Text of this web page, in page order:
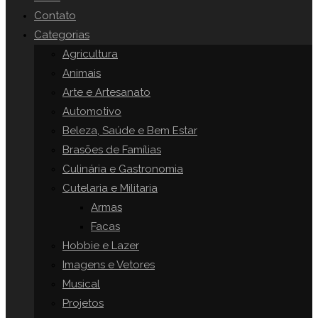
Contato
Categorias
Agricultura
Animais
Arte e Artesanato
Automotivo
Beleza, Saúde e Bem Estar
Brasões de Famílias
Culinária e Gastronomia
Cutelaria e Militaria
Armas
Facas
Hobbie e Lazer
Imagens e Vetores
Musical
Projetos